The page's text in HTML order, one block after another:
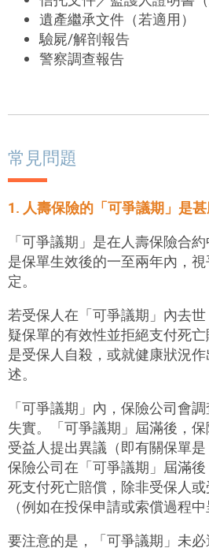
遺產繼承文件（若適用）
驗屍/解剖報告
警察調查報告
常見問題
1. 人壽保險的「可爭議期」是甚
「可爭議期」是在人壽保險合
是保單生效後的一至兩年內，
定。
若受保人在「可爭議期」內去
疑保單的有效性並拒絕支付死
是受保人自殺，或就健康狀況
述。
「可爭議期」內，保險公司會
失實。「可爭議期」屆滿後，
受益人提出異議（即有關保單
保險公司在「可爭議期」屆滿
死支付死亡賠償，除非受保人
（例如在投保申請或索償過程中
要注意的是，「可爭議期」未